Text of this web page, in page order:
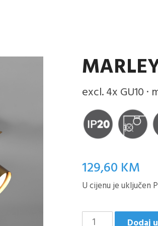
excl. 4x GU10 ·
129,60 KM
U cijenu je uključen
MARLEY/4 Dodaj